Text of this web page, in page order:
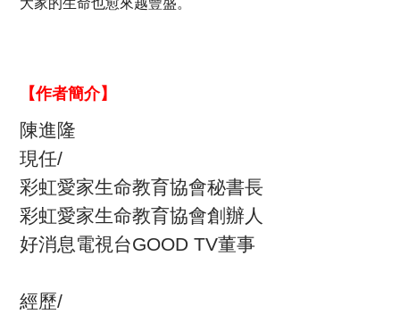
大家的生命也愈來越豐盛。
【作者簡介】
陳進隆
現任/
彩虹愛家生命教育協會秘書長
彩虹愛家生命教育協會創辦人
好消息電視台GOOD TV董事
經歷/